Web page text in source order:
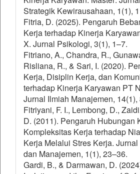
Strategik Kewirausahaan, 1(1),
Fitria, D. (2025). Pengaruh
Kerja terhadap Kinerja
X. Jurnal Psikologi, 3(1), 1–7.
Fitriano, A., Chandra, R.,
Risliana, R., & Sari, I. (2020).
Kerja, Disiplin Kerja, dan
terhadap Kinerja Karyawan PT
Jurnal Ilmiah Manajemen, 14(1),
Fitriyani, F. I., Lembong, D.,
D. (2011). Pengaruh Hubungan
Kompleksitas Kerja terhadap
Kerja Melalui Stres Kerja.
dan Manajemen, 1(1), 23–36.
Gardi, B., & Darmawan, D.